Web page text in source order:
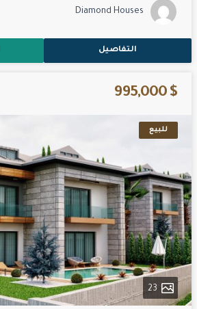
Diamond Houses
التفاصيل
$ 995,000
للبيع
23